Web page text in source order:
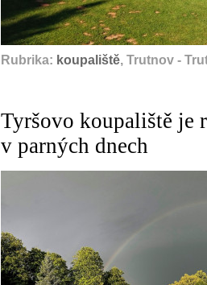
Rubrika: koupaliště, Trutnov -
Tyršovo koupaliště je
v parných dnech